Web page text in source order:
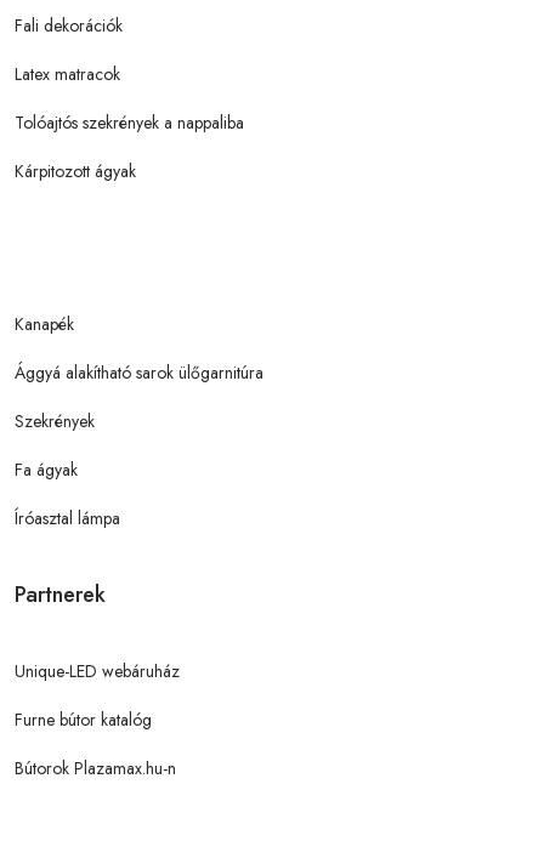
Fali dekorációk
Latex matracok
Tolóajtós szekrények a nappaliba
Kárpitozott ágyak
Kanapék
Ággyá alakítható sarok ülőgarnitúra
Szekrények
Fa ágyak
Íróasztal lámpa
Partnerek
Unique-LED webáruház
Furne bútor katalóg
Bútorok Plazamax.hu-n